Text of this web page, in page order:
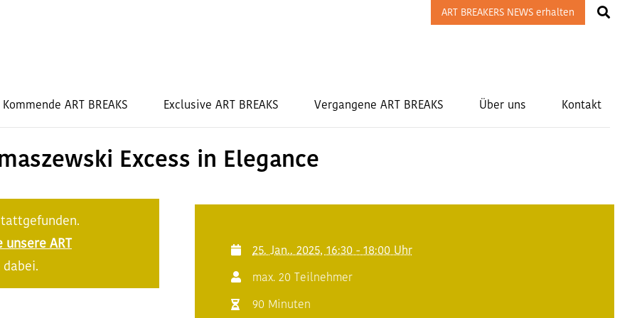
ART BREAKERS NEWS erhalten
Kommende ART BREAKS Exclusive ART BREAKS Vergangene ART BREAKS Über uns Kontakt
Excess in Elegance
unsere ART
25. Jan.. 2025, 16:30 - 18:00 Uhr
max. 20 Teilnehmer
90 Minuten